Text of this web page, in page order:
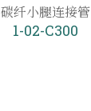
碳纤小腿连接管
1-02-C300